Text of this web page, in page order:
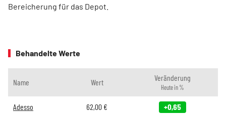
Bereicherung für das Depot.
Behandelte Werte
Name Wert Veränderung
Heute in %
Adesso 62,00 € +0,65